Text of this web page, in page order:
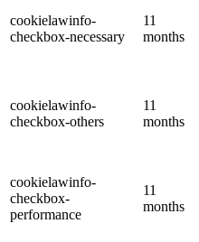
cookielawinfo-
checkbox-necessary
11
months
cookielawinfo-
checkbox-others
11
months
cookielawinfo-
checkbox-
performance
11
months